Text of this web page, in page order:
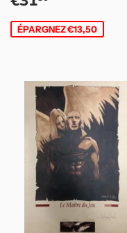
réduit
ÉPARGNEZ €13,50